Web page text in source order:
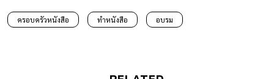
ครอบครัวหนังสือ ทำหนังสือ อบรม